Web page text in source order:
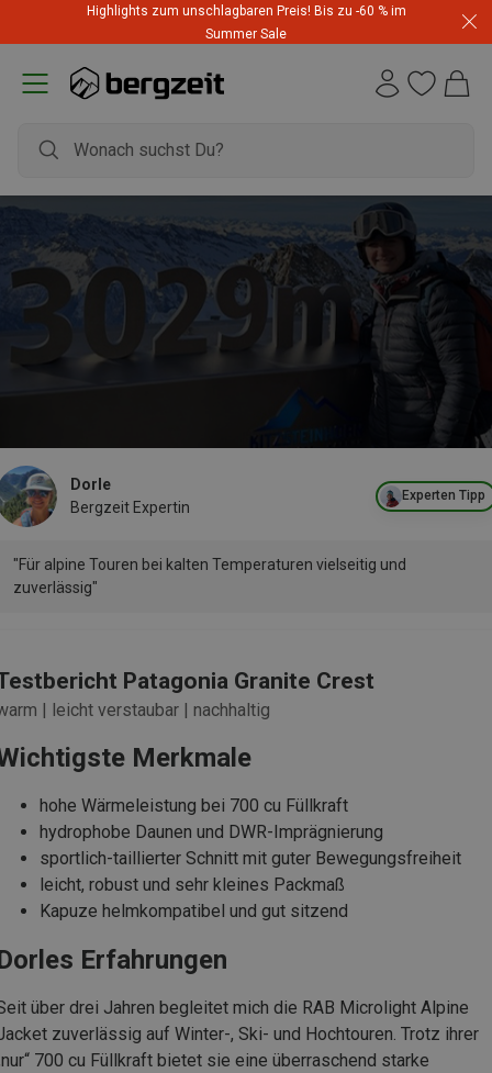
Highlights zum unschlagbaren Preis! Bis zu -60 % im
Summer Sale
Experten Tipp
Dorle
Bergzeit Expertin
"Für alpine Touren bei kalten Temperaturen vielseitig und
zuverlässig"
Patagonia Granite Crest
| leicht verstaubar | nachhaltig
Merkmale
hohe Wärmeleistung bei 700 cu Füllkraft
hydrophobe Daunen und DWR-Imprägnierung
sportlich-taillierter Schnitt mit guter Bewegungsfreiheit
leicht, robust und sehr kleines Packmaß
Kapuze helmkompatibel und gut sitzend
Erfahrungen
über drei Jahren begleitet mich die RAB Microlight Alpine
zuverlässig auf Winter-, Ski- und Hochtouren. Trotz ihrer
700 cu Füllkraft bietet sie eine überraschend starke